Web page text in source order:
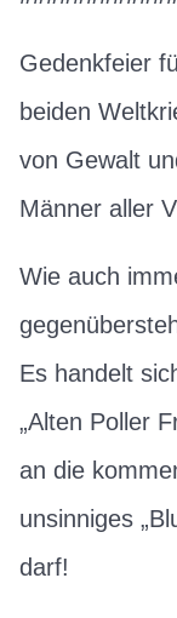
Gedenkfeier
beiden
von Gewalt
Männer aller
Wie auch
Es handelt
„Alten Poller
an die
unsinniges
darf!